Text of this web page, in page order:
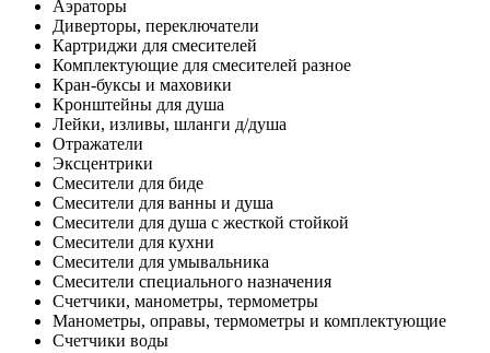
Аэраторы
Диверторы, переключатели
Картриджи для смесителей
Комплектующие для смесителей разное
Кран-буксы и маховики
Кронштейны для душа
Лейки, изливы, шланги д/душа
Отражатели
Эксцентрики
Смесители для биде
Смесители для ванны и душа
Смесители для душа с жесткой стойкой
Смесители для кухни
Смесители для умывальника
Смесители специального назначения
Счетчики, манометры, термометры
Манометры, оправы, термометры и комплектующие
Счетчики воды